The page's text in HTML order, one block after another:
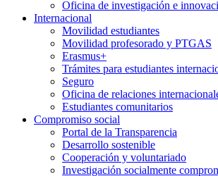
Oficina de investigación e
Internacional
Movilidad estudiantes
Movilidad profesorado y PTGAS
Erasmus+
Trámites para estudiantes
Seguro
Oficina de relaciones
Estudiantes comunitarios
Compromiso social
Portal de la Transparencia
Desarrollo sostenible
Cooperación y voluntariado
Investigación socialmente